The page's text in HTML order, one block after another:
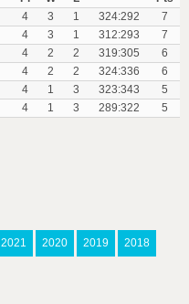
4 3 1 324:292
7
4 3 1 312:293
7
4 2 2 319:305
6
4 2 2 324:336
6
4 1 3 323:343
5
4 1 3 289:322 5
2021 2020 2019 2018